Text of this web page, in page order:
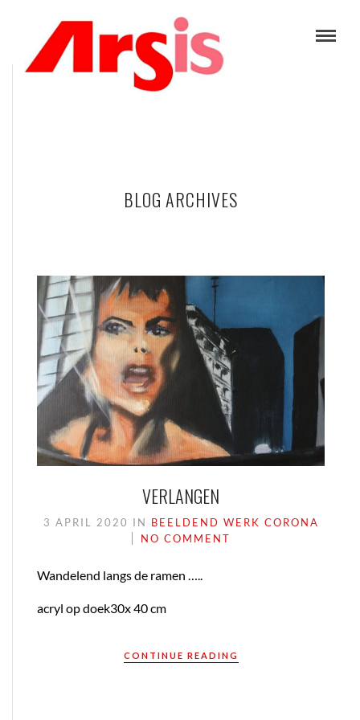
BLOG ARCHIVES
VERLANGEN
3 APRIL 2020 IN BEELDEND WERK CORONA
NO COMMENT
Wandelend langs de ramen …..
acryl op doek30x 40 cm
CONTINUE READING